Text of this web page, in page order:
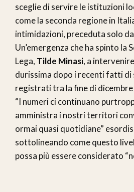
sceglie di servire le istituzioni
come la seconda regione in
intimidazioni, preceduta solo
Un’emergenza che ha spinto la
Lega, Tilde Minasi, a
durissima dopo i recenti fatti di
registrati tra la fine di dicembre
“I numeri ci continuano
amministra i nostri territori
ormai quasi quotidiane”
sottolineando come questo
possa più essere considerato